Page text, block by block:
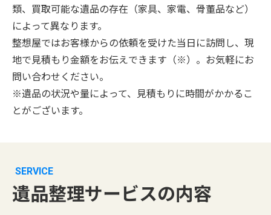
類、買取可能な遺品の存在（家具、家電、骨董品など）
によって異なります。
整想屋ではお客様からの依頼を受けた当日に訪問し、現
地で見積もり金額をお伝えできます（※）。お気軽にお
問い合わせください。
※遺品の状況や量によって、見積もりに時間がかかるこ
とがございます。
SERVICE
遺品整理サービスの内容